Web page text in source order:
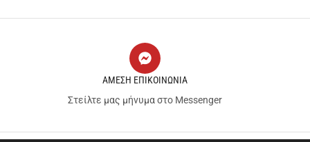
ΑΜΕΣΗ ΕΠΙΚΟΙΝΩΝΙΑ
Στείλτε μας μήνυμα στο Messenger